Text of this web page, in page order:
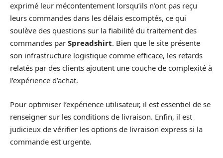
exprimé leur mécontentement lorsqu’ils n’ont pas reçu
leurs commandes dans les délais escomptés, ce qui
soulève des questions sur la fiabilité du traitement des
commandes par Spreadshirt. Bien que le site présente
son infrastructure logistique comme efficace, les retards
relatés par des clients ajoutent une couche de complexité à
l’expérience d’achat.
Pour optimiser l’expérience utilisateur, il est essentiel de se
renseigner sur les conditions de livraison. Enfin, il est
judicieux de vérifier les options de livraison express si la
commande est urgente.